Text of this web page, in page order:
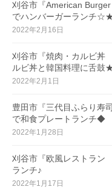
刈谷市『American
でハンバーガーランチ
2022年2月16日
刈谷市『焼肉・カルビ丼
ルビ丼と韓国料理に舌鼓
2022年2月1日
豊田市『三代目ふらり寿
で和食プレートランチ◆
2022年1月28日
刈谷市『欧風レストラ
ランチ♪
2022年1月17日